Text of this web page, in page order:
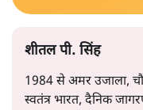
शीतल पी. सिंह
1984 से अमर उजाला,
स्वतंत्र भारत, दैनिक